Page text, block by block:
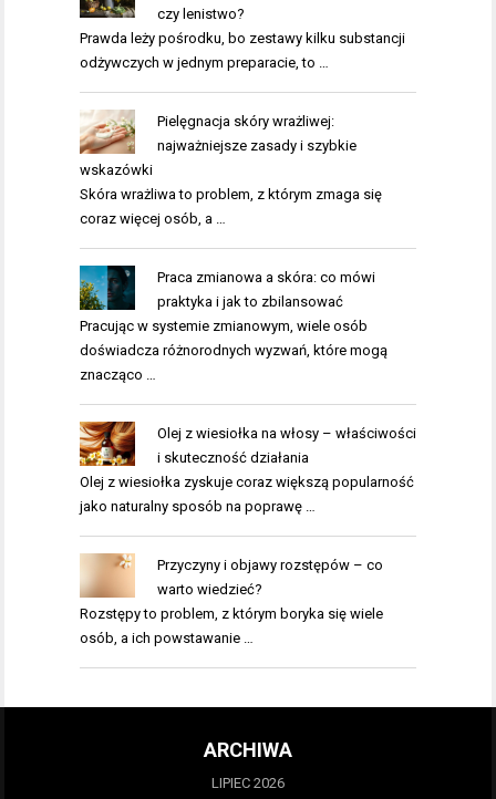
czy lenistwo?
Prawda leży pośrodku, bo zestawy kilku substancji
odżywczych w jednym preparacie, to …
Pielęgnacja skóry wrażliwej:
najważniejsze zasady i szybkie
wskazówki
Skóra wrażliwa to problem, z którym zmaga się
coraz więcej osób, a …
Praca zmianowa a skóra: co mówi
praktyka i jak to zbilansować
Pracując w systemie zmianowym, wiele osób
doświadcza różnorodnych wyzwań, które mogą
znacząco …
Olej z wiesiołka na włosy – właściwości
i skuteczność działania
Olej z wiesiołka zyskuje coraz większą popularność
jako naturalny sposób na poprawę …
Przyczyny i objawy rozstępów – co
warto wiedzieć?
Rozstępy to problem, z którym boryka się wiele
osób, a ich powstawanie …
ARCHIWA
LIPIEC 2026